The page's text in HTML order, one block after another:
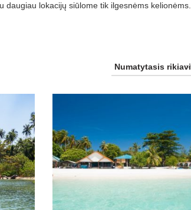
lokacijų siūlome tik ilgesnėms kelionėms.